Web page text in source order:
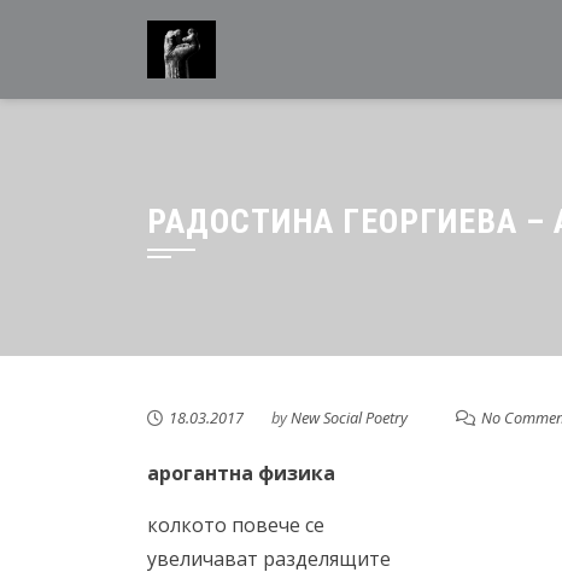
РАДОСТИНА ГЕОРГИЕВА
18.03.2017 byNew Social Poetry No
арогантна физика
колкото повече се
увеличават разделящите